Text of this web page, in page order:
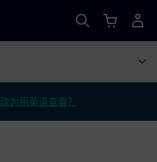
改为用英语查看？